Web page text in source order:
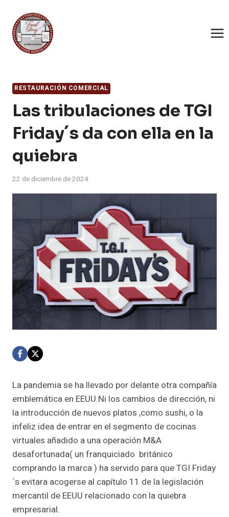
contenido
RESTAURACIÓN COMERCIAL
Las tribulaciones de TGI
Friday´s da con ella en la
quiebra
22 de diciembre de 2024
La pandemia se ha llevado por delante otra compañía
emblemática en EEUU.Ni los cambios de dirección, ni
la introducción de nuevos platos ,como sushi, o la
infeliz idea de entrar en el segmento de cocinas
virtuales añadido a una operación M&A
desafortunada( un franquiciado británico
comprando la marca ) ha servido para que TGI Friday
´s evitara acogerse al capítulo 11 de la legislación
mercantil de EEUU relacionado con la quiebra
empresarial.